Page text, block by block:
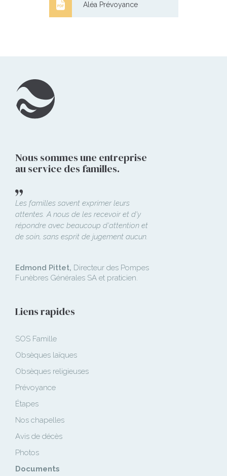
Aléa Prévoyance
Nous sommes une entreprise
au service des familles.
Les familles savent exprimer leurs
attentes. A nous de les recevoir et d'y
répondre avec beaucoup d'attention et
de soin, sans esprit de jugement aucun.
Edmond Pittet, Directeur des Pompes
Funèbres Générales SA et praticien.
Liens rapides
SOS Famille
Obsèques laïques
Obsèques religieuses
Prévoyance
Étapes
Nos chapelles
Avis de décès
Photos
Documents